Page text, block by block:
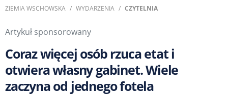
ZIEMIA WSCHOWSKA WYDARZENIA CZYTELNIA
Artykuł sponsorowany
Coraz więcej osób rzuca etat i
otwiera własny gabinet. Wiele
zaczyna od jednego fotela